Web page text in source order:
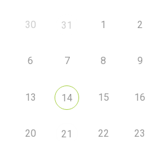
30 31 1 2
6 7 8 9
13 14 15 16
20 21 22 23